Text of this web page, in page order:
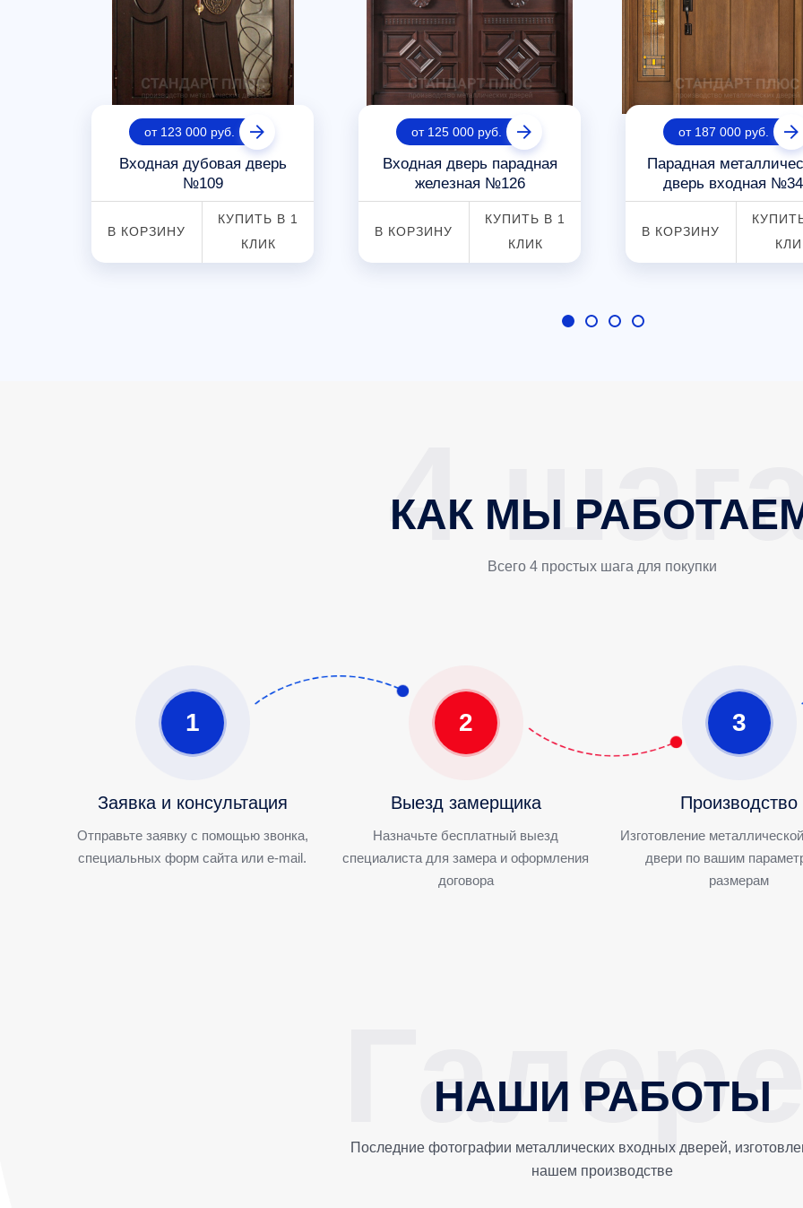
от 123 000 руб.
Входная дубовая дверь
№109
В КОРЗИНУ
КУПИТЬ В 1
КЛИК
от 125 000 руб.
Входная дверь парадная
железная №126
В КОРЗИНУ
КУПИТЬ В 1
КЛИК
от 187 000 руб.
Парадная
дверь входная
В КОРЗИНУ
КАК МЫ
Всего 4 простых шага для покупки
1
Заявка и консультация
Отправьте заявку с помощью звонка,
специальных форм сайта или e-mail.
2
Выезд замерщика
Назначьте бесплатный выезд
специалиста для замера и оформления
договора
3
Производство
Изготовление
двери по вашим
размерам
НАШИ РАБОТЫ
Последние фотографии металлических входных дверей,
нашем производстве